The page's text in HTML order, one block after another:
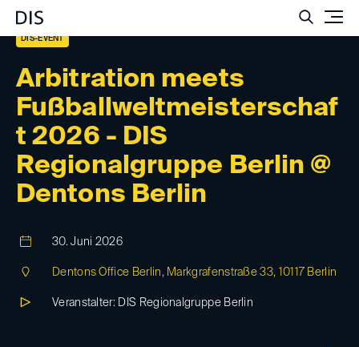
Arbitration meets
Fußballweltmeisterschaf
t 2026 - DIS
Regionalgruppe Berlin @
Dentons Berlin
DIS-EVENT
30. Juni 2026
Dentons Office Berlin, Markgrafenstraße 33, 10117 Berlin
Veranstalter: DIS Regionalgruppe Berlin